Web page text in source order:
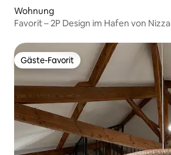
Wohnung
Favorit – 2P Design im Hafen von Nizza
Gäste-Favorit
Gäste-Favorit